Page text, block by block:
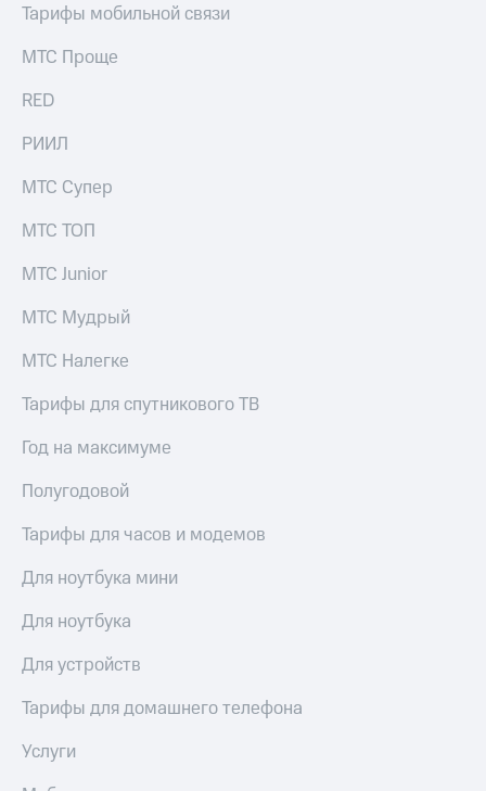
погашении
облигаций
развитие
На главную
Тарифы мобильной связи
МТС Проще
RED
РИИЛ
МТС Супер
МТС ТОП
МТС Junior
МТС Мудрый
МТС Налегке
Тарифы для спутникового ТВ
Год на максимуме
Полугодовой
Тарифы для часов и модемов
Для ноутбука мини
Для ноутбука
Для устройств
Тарифы для домашнего телефона
Услуги